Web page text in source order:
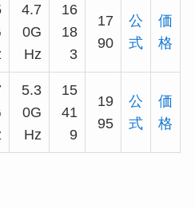
4.7
0G
Hz
16
18
3
17
90
公
式
価
格
5.3
0G
Hz
15
41
9
19
95
公
式
価
格